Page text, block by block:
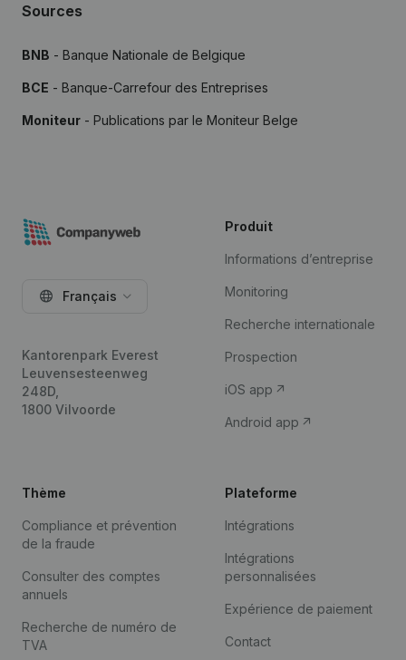
Sources
BNB - Banque Nationale de Belgique
BCE - Banque-Carrefour des Entreprises
Moniteur - Publications par le Moniteur Belge
Français
Kantorenpark Everest
Leuvensesteenweg
248D,
1800 Vilvoorde
Produit
Informations d’entreprise
Monitoring
Recherche internationale
Prospection
iOS app
Android app
Thème
Compliance et prévention
de la fraude
Consulter des comptes
annuels
Recherche de numéro de
TVA
Plateforme
Intégrations
Intégrations
personnalisées
Expérience de paiement
Contact